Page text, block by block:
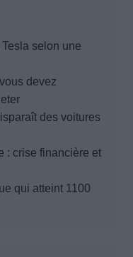
selon une
devez
des voitures
: crise financière et
qui atteint 1100